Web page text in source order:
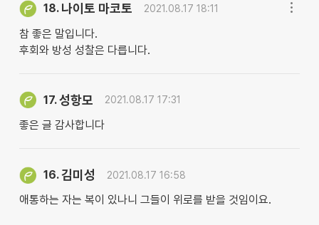
18. 나이토 마코토 2021.08.17 18:11
참 좋은 말입니다.
후회와 방성 성찰은 다릅니다.
17.성항모 2021.08.17 17:31
좋은 글 감사합니다
16.김미성 2021.08.17 16:58
애통하는 자는 복이 있나니 그들이 위로를 받을 것임이요.